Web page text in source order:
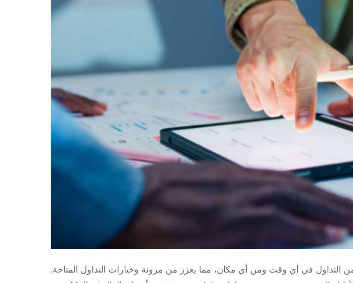
التداول في أي وقت ومن أي مكان، مما يعزز من مرونة وخيارات التداول المتاحة.